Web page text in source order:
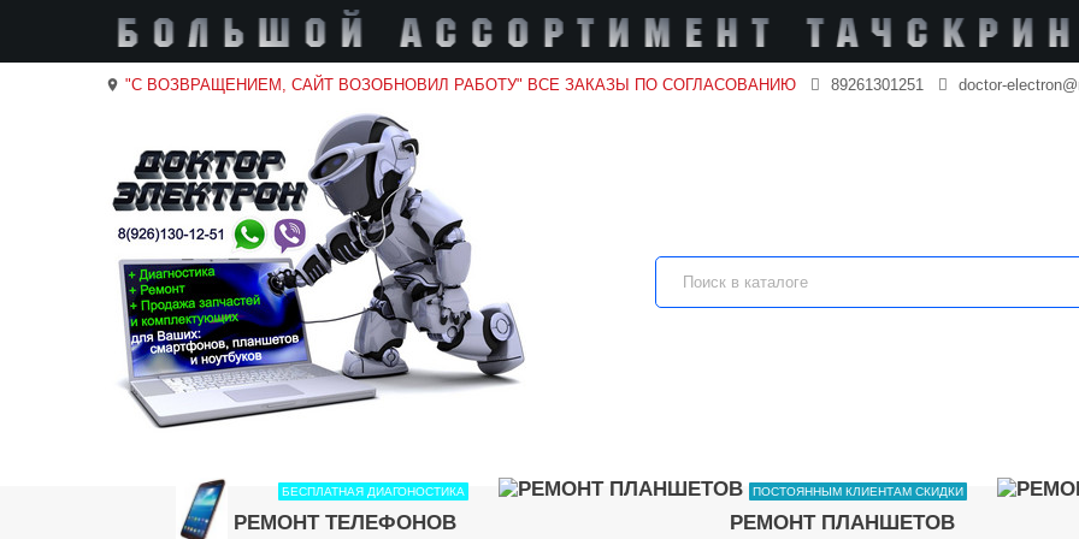
location_on "С ВОЗВРАЩЕНИЕМ, САЙТ ВОЗОБНОВИЛ РАБОТУ" ВСЕ ЗАКАЗЫ ПО СОГЛАСОВАНИЮ 89261301251 doctor-
РЕМОНТ ТЕЛЕФОНОВ
БЕСПЛАТНАЯ ДИАГОНОСТИКА
РЕМОНТ ПЛАНШЕТОВ
ПОСТОЯННЫМ КЛИЕНТАМ СКИДКИ